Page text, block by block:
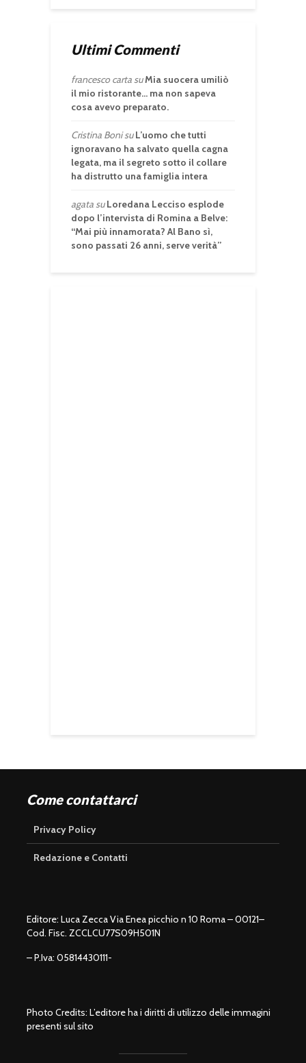
Ultimi Commenti
francesco cartasuMia suocera umiliò
il mio ristorante… ma non sapeva
cosa avevo preparato.
Cristina BonisuL’uomo che tutti
ignoravano ha salvato quella cagna
legata, ma il segreto sotto il collare
ha distrutto una famiglia intera
agatasuLoredana Lecciso esplode
dopo l’intervista di Romina a Belve:
“Mai più innamorata? Al Bano sì,
sono passati 26 anni, serve verità”
Come contattarci
Privacy Policy
Redazione e Contatti
Editore: Luca Zecca Via Enea picchio n 10 Roma – 00121–
Cod. Fisc. ZCCLCU77S09H501N
– P.Iva: 05814430111-
Photo Credits: L’editore ha i diritti di utilizzo delle immagini
presenti sul sito